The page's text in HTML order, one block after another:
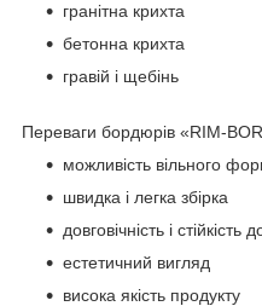
гранітна крихта
бетонна крихта
гравій і щебінь
Переваги бордюрів «RIM-
можливість вільного
швидка і легка збірка
довговічність і
естетичний вигляд
висока якість продукту